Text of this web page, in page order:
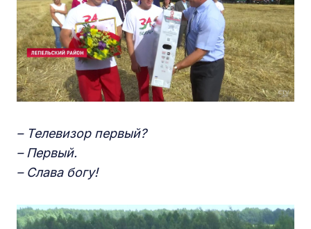
– Телевизор первый?
– Первый.
– Слава богу!